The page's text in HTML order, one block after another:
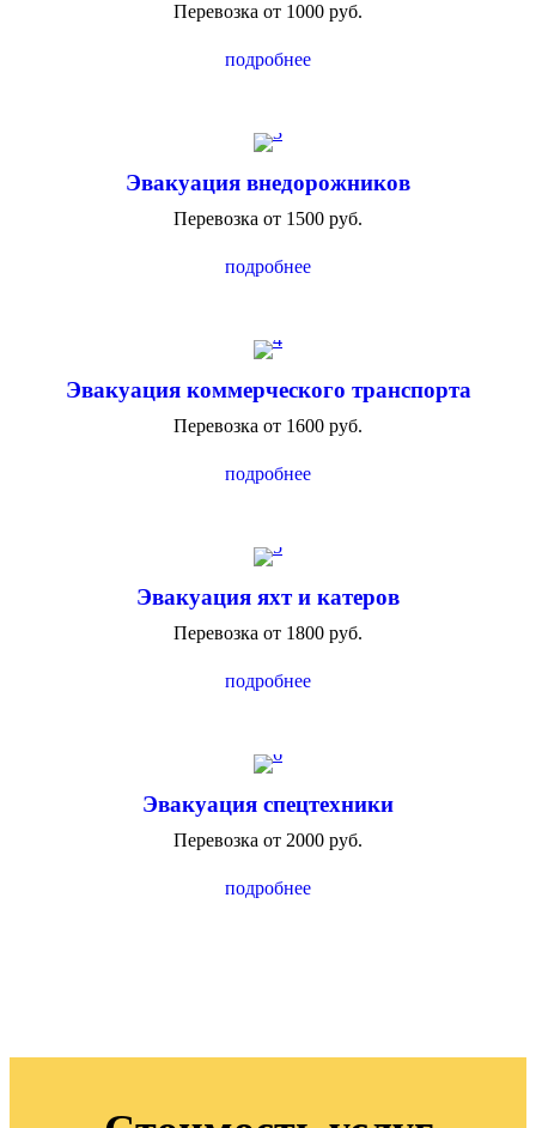
Перевозка от 1000 руб.
подробнее
Эвакуация внедорожников
Перевозка от 1500 руб.
подробнее
Эвакуация коммерческого транспорта
Перевозка от 1600 руб.
подробнее
Эвакуация яхт и катеров
Перевозка от 1800 руб.
подробнее
Эвакуация спецтехники
Перевозка от 2000 руб.
подробнее